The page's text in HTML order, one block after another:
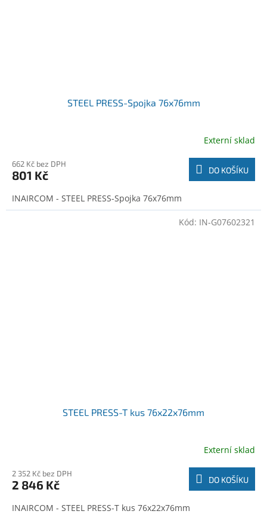
STEEL PRESS-Spojka 76x76mm
Externí sklad
662 Kč bez DPH
801 Kč DO KOŠÍKU
INAIRCOM - STEEL PRESS-Spojka 76x76mm
STEEL PRESS-T kus 76x22x76mm
Externí sklad
2 352 Kč bez DPH
2 846 Kč DO KOŠÍKU
INAIRCOM - STEEL PRESS-T kus 76x22x76mm
Kód: IN-G07602321